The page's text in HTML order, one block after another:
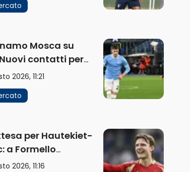
Mosca su
contatti per
2026, 11:21
per Hautekiet-
a Formello
risposte
2026, 11:16